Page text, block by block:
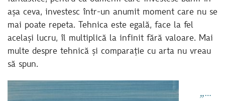
așa ceva, investesc într-un anumit moment care nu se
mai poate repeta. Tehnica este egală, face la fel
același lucru, îl multiplică la infinit fără valoare. Mai
multe despre tehnică și comparație cu arta nu vreau
să spun.
„…